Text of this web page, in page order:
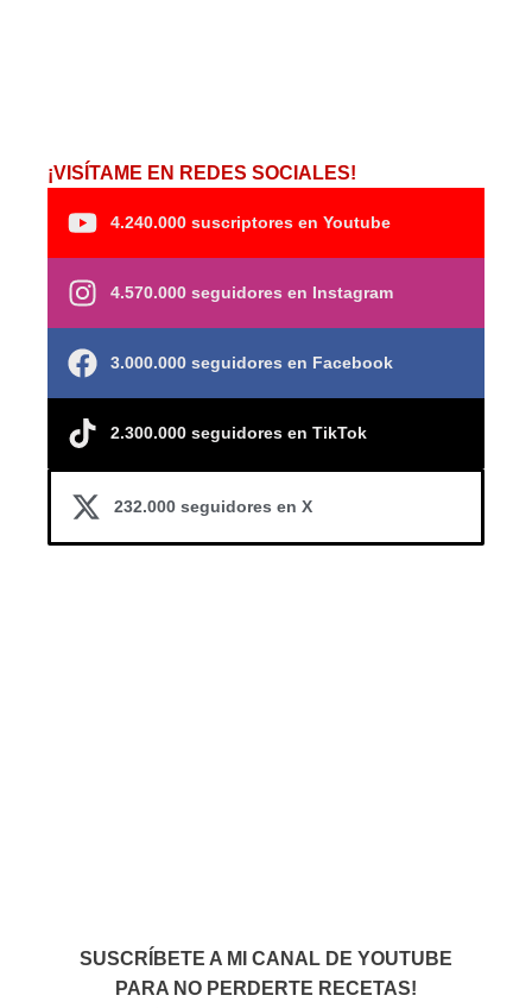
¡VISÍTAME EN REDES SOCIALES!
4.240.000 suscriptores en Youtube
4.570.000 seguidores en Instagram
3.000.000 seguidores en Facebook
2.300.000 seguidores en TikTok
232.000 seguidores en X
SUSCRÍBETE A MI CANAL DE YOUTUBE
PARA NO PERDERTE RECETAS!